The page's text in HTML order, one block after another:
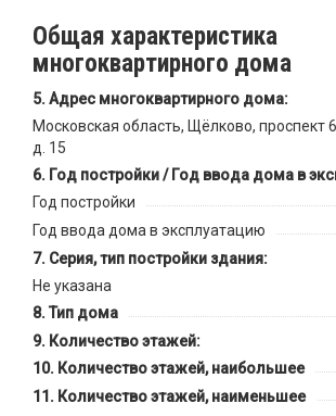
Общая характеристика
многоквартирного дома
Адрес многоквартирного дома:
Московская область, Щёлково, проспект
д. 15
Год постройки / Год ввода дома в
Год постройки
Год ввода дома в эксплуатацию
Серия, тип постройки здания:
Не указана
Тип дома
Количество этажей:
Количество этажей, наибольшее
Количество этажей, наименьшее